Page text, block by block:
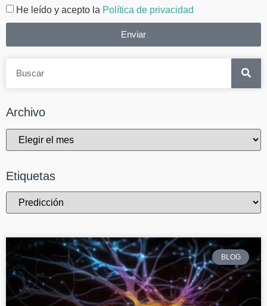
He leído y acepto la Política de privacidad
Enviar
Archivo
Etiquetas
BLOG